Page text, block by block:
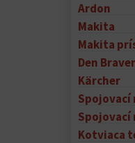
Ardon
Makita
Makita
Den
Kärcher
Spojovací
Kotviaca